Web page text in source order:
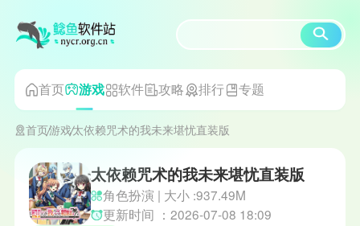
首页 游戏 软件 攻略 排行 专题
首页游戏太依赖咒术的我未来堪忧直装版
太依赖咒术的我未来堪忧直装版
角色扮演 | 大小 :937.49M
更新时间 ：2026-07-08 18:09